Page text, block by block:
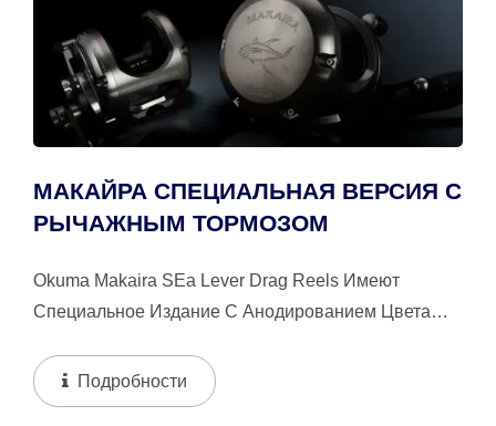
МАКАЙРА СПЕЦИАЛЬНАЯ ВЕРСИЯ С
РЫЧАЖНЫМ ТОРМОЗОМ
Okuma Makaira SEa Lever Drag Reels Имеют
Специальное Издание С Анодированием Цвета
Подробности